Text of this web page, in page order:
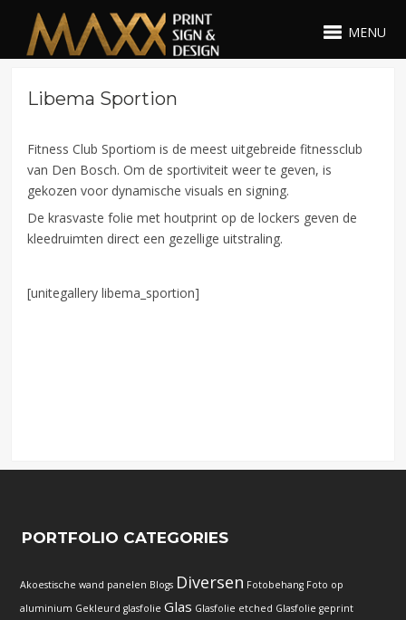
MENU
Libema Sportion
Fitness Club Sportiom is de meest uitgebreide fitnessclub
van Den Bosch. Om de sportiviteit weer te geven, is
gekozen voor dynamische visuals en signing.
De krasvaste folie met houtprint op de lockers geven de
kleedruimten direct een gezellige uitstraling.
[unitegallery libema_sportion]
PORTFOLIO CATEGORIES
Akoestische wand panelen Blogs Diversen Fotobehang Foto op
aluminium Gekleurd glasfolie Glas Glasfolie etched Glasfolie geprint